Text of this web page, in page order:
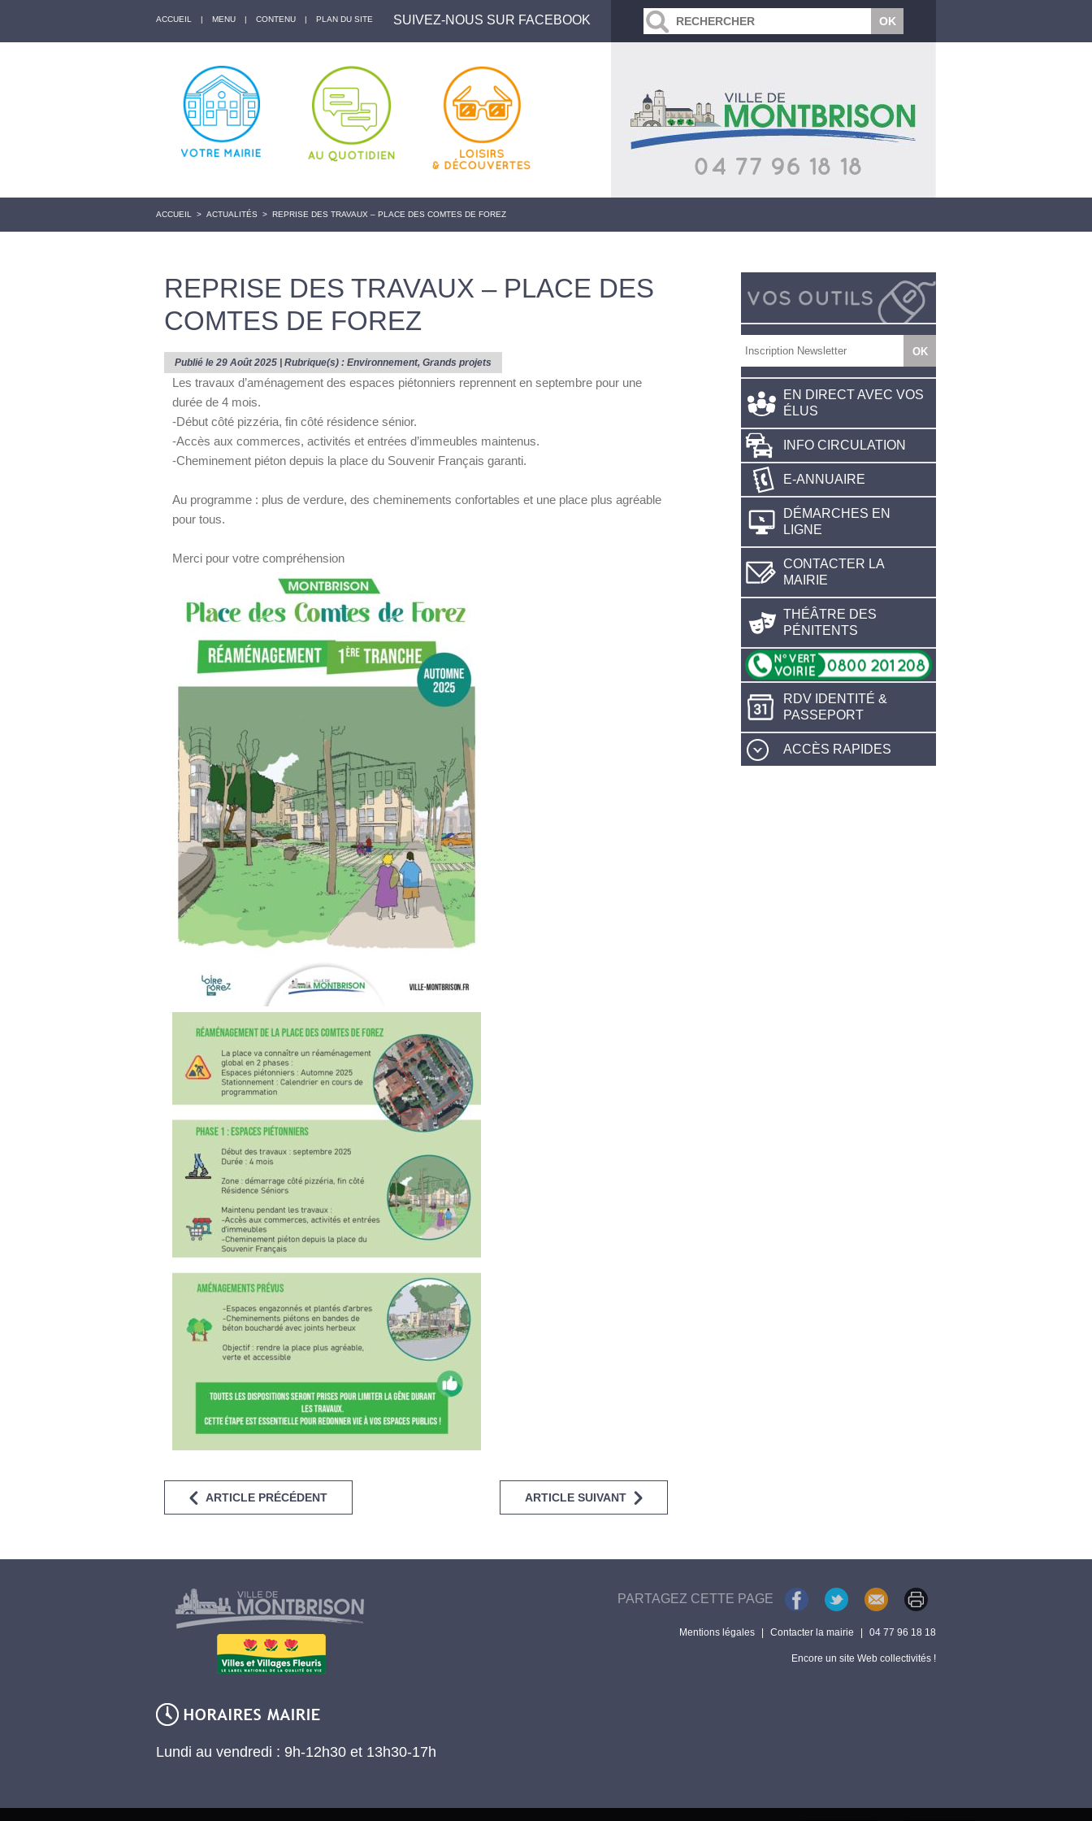
ACCUEIL | MENU | CONTENU | PLAN DU SITE SUIVEZ-NOUS SUR FACEBOOK
ACCUEIL > ACTUALITÉS > REPRISE DES TRAVAUX – PLACE DES COMTES DE FOREZ
REPRISE DES TRAVAUX – PLACE DES
COMTES DE FOREZ
Publié le 29 Août 2025 | Rubrique(s) : Environnement, Grands projets
Les travaux d’aménagement des espaces piétonniers reprennent en septembre pour une
durée de 4 mois.
-Début côté pizzéria, fin côté résidence sénior.
-Accès aux commerces, activités et entrées d’immeubles maintenus.
-Cheminement piéton depuis la place du Souvenir Français garanti.
Au programme : plus de verdure, des cheminements confortables et une place plus agréable
pour tous.
Merci pour votre compréhension
ARTICLE PRÉCÉDENT ARTICLE SUIVANT
EN DIRECT AVEC VOS
ÉLUS
INFO CIRCULATION
E-ANNUAIRE
DÉMARCHES EN
LIGNE
CONTACTER LA
MAIRIE
THÉÂTRE DES
PÉNITENTS
RDV IDENTITÉ &
PASSEPORT
ACCÈS RAPIDES
Lundi au vendredi : 9h-12h30 et 13h30-17h
PARTAGEZ CETTE PAGE
Mentions légales Contacter la mairie 04 77 96 18 18
Encore un site Web collectivités !